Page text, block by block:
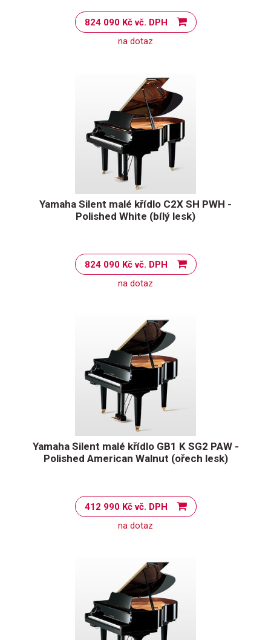
824 090 Kč vč. DPH
na dotaz
Yamaha Silent malé křídlo C2X SH PWH -
Polished White (bílý lesk)
824 090 Kč vč. DPH
na dotaz
Yamaha Silent malé křídlo GB1 K SG2 PAW -
Polished American Walnut (ořech lesk)
412 990 Kč vč. DPH
na dotaz